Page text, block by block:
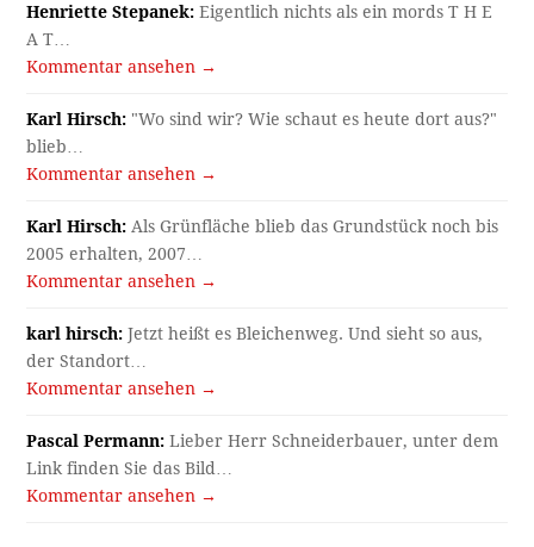
Henriette Stepanek: Eigentlich nichts als ein mords T H E
A T…
Kommentar ansehen →
Karl Hirsch: "Wo sind wir? Wie schaut es heute dort aus?"
blieb…
Kommentar ansehen →
Karl Hirsch: Als Grünfläche blieb das Grundstück noch bis
2005 erhalten, 2007…
Kommentar ansehen →
karl hirsch: Jetzt heißt es Bleichenweg. Und sieht so aus,
der Standort…
Kommentar ansehen →
Pascal Permann: Lieber Herr Schneiderbauer, unter dem
Link finden Sie das Bild…
Kommentar ansehen →